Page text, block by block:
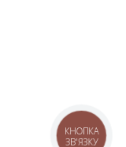
КНОПКА
ЗВ'ЯЗКУ